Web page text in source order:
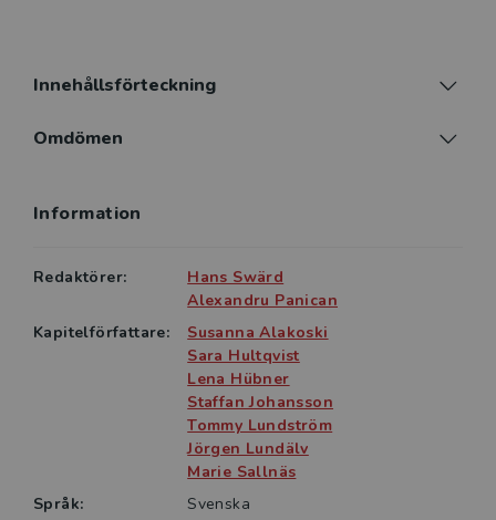
välfärdssamhället mellan å ena sidan selektiva
utsatta grupper och å andra sidan universella
socialpolitiken och det sociala arbetet i dag.
I antologin medverkar åtta forskare från olika
lärosäten i Sverige som analyserar akilleshälar inom
olika delar av det svenska välfärdssamhället.
Därutöver bidrar Susanna Alakoski med ett
skönlitterärt perspektiv på akilleshälar i svensk
Akilleshälar i välfärd, socialpolitik och socialt arbete
vänder sig till dem som arbetar inom samhällets
välfärdssystem, till forskare, politiker och till
Innehållsförteckning
Omdömen
Information
Redaktörer:
Hans Swärd
Alexandru Panican
Kapitelförfattare:
Susanna Alakoski
Sara Hultqvist
Lena Hübner
Staffan Johansson
Tommy Lundström
Jörgen Lundälv
Marie Sallnäs
Språk:
Svenska